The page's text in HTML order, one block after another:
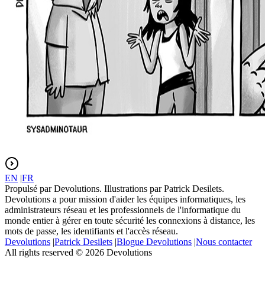
EN |FR
Propulsé par Devolutions. Illustrations par Patrick Desilets.
Devolutions a pour mission d'aider les équipes informatiques, les
administrateurs réseau et les professionnels de l'informatique du
monde entier à gérer en toute sécurité les connexions à distance, les
mots de passe, les identifiants et l'accès réseau.
Devolutions |Patrick Desilets |Blogue Devolutions |Nous contacter
All rights reserved © 2026 Devolutions